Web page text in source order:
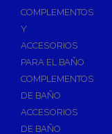
Válvulas para
Válv.
Válvulas
Válvulas de
Colectores de
COMPLEMENTOS
Y
ACCESORIOS
PARA EL BAÑO
COMPLEMENTOS
DE BAÑO
ACCESORIOS
DE BAÑO